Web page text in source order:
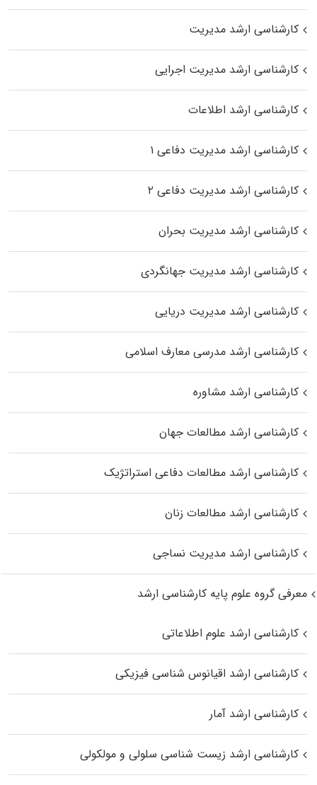
کارشناسی ارشد مدیریت
کارشناسی ارشد مدیریت اجرایی
کارشناسی ارشد اطلاعات
کارشناسی ارشد مدیریت دفاعی ۱
کارشناسی ارشد مدیریت دفاعی ۲
کارشناسی ارشد مدیریت بحران
کارشناسی ارشد مدیریت جهانگردی
کارشناسی ارشد مدیریت دریایی
کارشناسی ارشد مدرسی معارف اسلامی
کارشناسی ارشد مشاوره
کارشناسی ارشد مطالعات جهان
کارشناسی ارشد مطالعات دفاعی استراتژیک
کارشناسی ارشد مطالعات زنان
کارشناسی ارشد مدیریت نساجی
معرفی گروه علوم پایه کارشناسی ارشد
کارشناسی ارشد علوم اطلاعاتی
کارشناسی ارشد اقیانوس‌ شناسی فیزیکی
کارشناسی ارشد آمار
کارشناسی ارشد زیست شناسی سلولی و مولکولی